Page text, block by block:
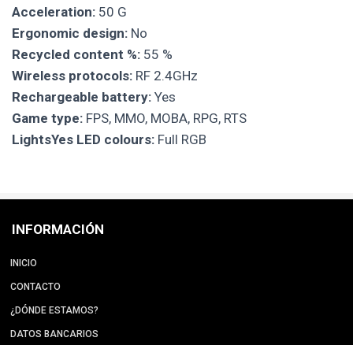
Acceleration: 50 G
Ergonomic design: No
Recycled content %: 55 %
Wireless protocols: RF 2.4GHz
Rechargeable battery: Yes
Game type: FPS, MMO, MOBA, RPG, RTS
LightsYes LED colours: Full RGB
INFORMACIÓN
INICIO
CONTACTO
¿DÓNDE ESTAMOS?
DATOS BANCARIOS